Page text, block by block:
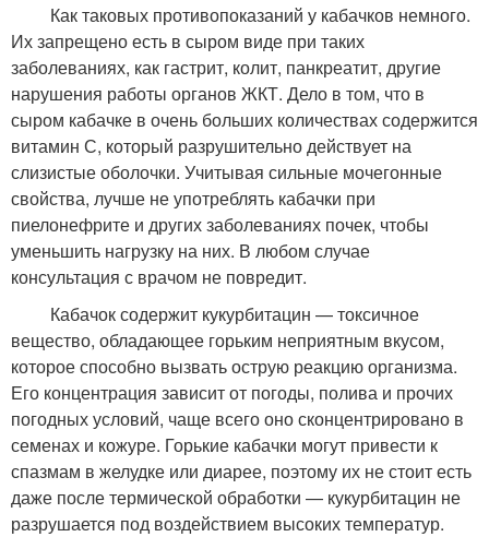
Как таковых противопоказаний у кабачков немного.
Их запрещено есть в сыром виде при таких
заболеваниях, как гастрит, колит, панкреатит, другие
нарушения работы органов ЖКТ. Дело в том, что в
сыром кабачке в очень больших количествах содержится
витамин С, который разрушительно действует на
слизистые оболочки. Учитывая сильные мочегонные
свойства, лучше не употреблять кабачки при
пиелонефрите и других заболеваниях почек, чтобы
уменьшить нагрузку на них. В любом случае
консультация с врачом не повредит.
Кабачок содержит кукурбитацин — токсичное
вещество, обладающее горьким неприятным вкусом,
которое способно вызвать острую реакцию организма.
Его концентрация зависит от погоды, полива и прочих
погодных условий, чаще всего оно сконцентрировано в
семенах и кожуре. Горькие кабачки могут привести к
спазмам в желудке или диарее, поэтому их не стоит есть
даже после термической обработки — кукурбитацин не
разрушается под воздействием высоких температур.